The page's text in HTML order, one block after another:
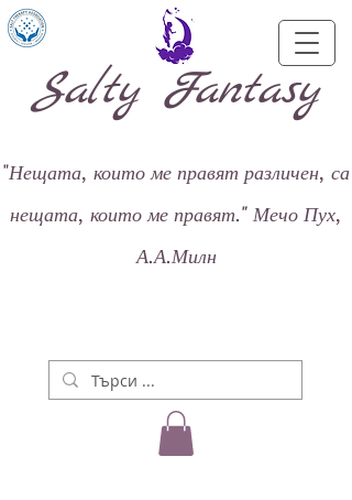
Salty Fantasy
"Нещата, които ме правят различен, са
нещата, които ме правят." Мечо Пух,
А.А.Милн